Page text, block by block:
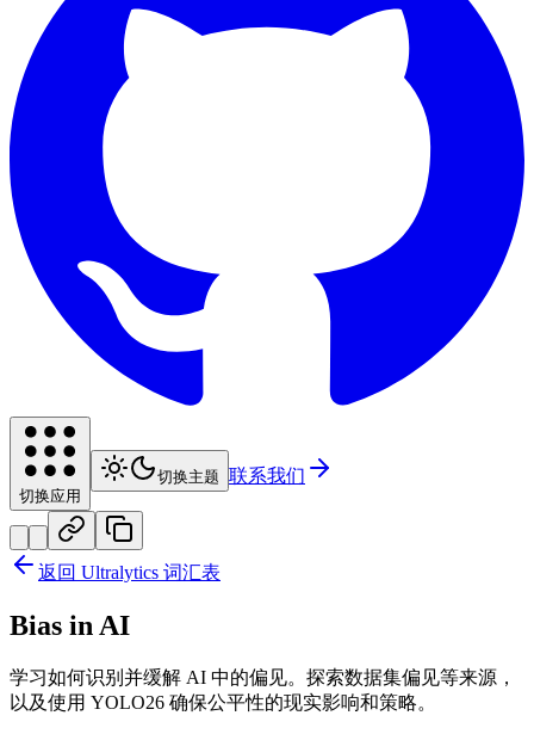
切换应用
切换主题 联系我们
返回 Ultralytics 词汇表
Bias in AI
学习如何识别并缓解 AI 中的偏见。探索数据集偏见等来源，
以及使用 YOLO26 确保公平性的现实影响和策略。